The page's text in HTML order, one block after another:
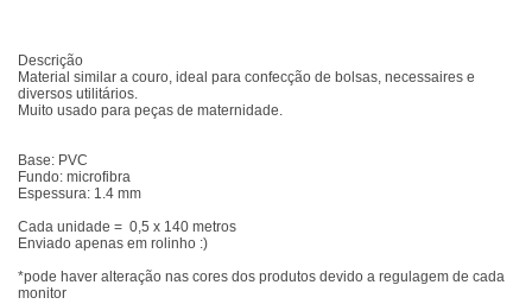
Descrição
Material similar a couro, ideal para confecção de bolsas, necessaires e
diversos utilitários.
Muito usado para peças de maternidade.
Base: PVC
Fundo: microfibra
Espessura: 1.4 mm
Cada unidade = 0,5 x 140 metros
Enviado apenas em rolinho :)
*pode haver alteração nas cores dos produtos devido a regulagem de cada
monitor